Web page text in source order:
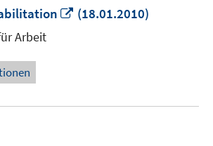
In
(18.01.2010)
Arbeit